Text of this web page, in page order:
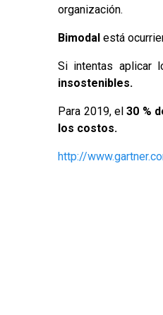
organización.
Bimodal está
Si intentas aplicar
insostenibles.
Para 2019, el30 %
los costos.
http://